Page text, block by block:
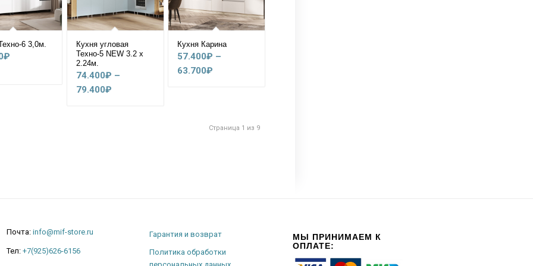
6 3,0м.
₽
Кухня угловая
Техно-5 NEW 3.2 х
2.24м.
74.400₽ –
79.400₽Диапазон
Кухня Карина
57.400₽ –
63.700₽
63.700₽
Страница 1 из 9
Почта: info@mif-store.ru
Тел: +7(925)626-6156
Гарантия и возврат
Политика обработки
МЫ ПРИНИМАЕМ К
ОПЛАТЕ: